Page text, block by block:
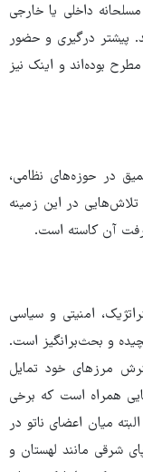
داخلی یا خارجی
پیشتر درگیری و حضور
بوده‌اند و اینک نیز
در حوزه‌های نظامی،
تلاش‌هایی در این زمینه
آن کاسته است.
امنیتی و سیاسی
و بحث‌برانگیز است.
مرزهای خود تمایل
همراه است که برخی
میان اعضای ناتو در
شرقی مانند لهستان و